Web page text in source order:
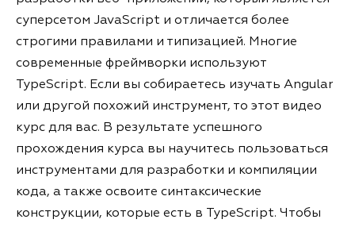
суперсетом JavaScript и отличается более
строгими правилами и типизацией. Многие
современные фреймворки используют
TypeScript. Если вы собираетесь изучать Angular
или другой похожий инструмент, то этот видео
курс для вас. В результате успешного
прохождения курса вы научитесь пользоваться
инструментами для разработки и компиляции
кода, а также освоите синтаксические
конструкции, которые есть в TypeScript. Чтобы